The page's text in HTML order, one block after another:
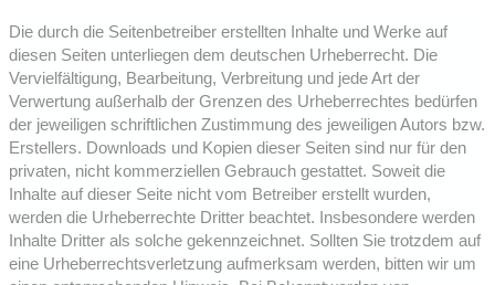
Die durch die Seitenbetreiber erstellten Inhalte und Werke auf
diesen Seiten unterliegen dem deutschen Urheberrecht. Die
Vervielfältigung, Bearbeitung, Verbreitung und jede Art der
Verwertung außerhalb der Grenzen des Urheberrechtes bedürfen
der jeweiligen schriftlichen Zustimmung des jeweiligen Autors bzw.
Erstellers. Downloads und Kopien dieser Seiten sind nur für den
privaten, nicht kommerziellen Gebrauch gestattet. Soweit die
Inhalte auf dieser Seite nicht vom Betreiber erstellt wurden,
werden die Urheberrechte Dritter beachtet. Insbesondere werden
Inhalte Dritter als solche gekennzeichnet. Sollten Sie trotzdem auf
eine Urheberrechtsverletzung aufmerksam werden, bitten wir um